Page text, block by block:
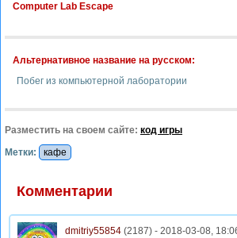
Computer Lab Escape
Альтернативное название на русском:
Побег из компьютерной лаборатории
Разместить на своем сайте: код игры
Метки:
кафе
Комментарии
dmitriy55854 (2187) - 2018-03-08,